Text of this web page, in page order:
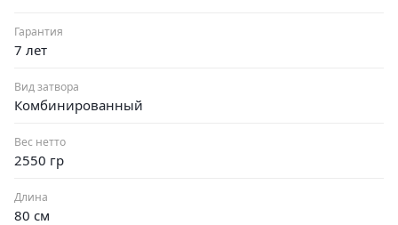
Гарантия
7 лет
Вид затвора
Комбинированный
Вес нетто
2550 гр
Длина
80 см